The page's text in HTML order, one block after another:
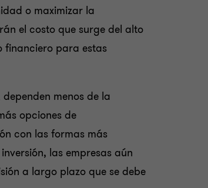
o maximizar la
el costo que surge del alto
financiero para estas
menos de la
opciones de
con las formas más
las empresas aún
a largo plazo que se debe